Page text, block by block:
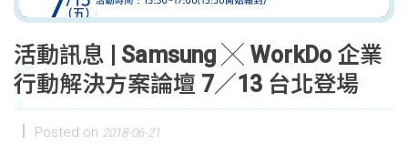
活動訊息 | Samsung ╳ WorkDo 企業
行動解決方案論壇 7／13 台北登場
Posted on 2018-06-21